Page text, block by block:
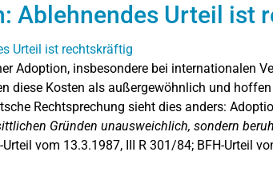
Ablehnendes Urteil ist
Adoption, insbesondere bei internationalen
diese Kosten als außergewöhnlich und
Rechtsprechung sieht dies anders:
Gründen unausweichlich, sondern
Urteil vom 13.3.1987, III R 301/84; BFH-Urteil